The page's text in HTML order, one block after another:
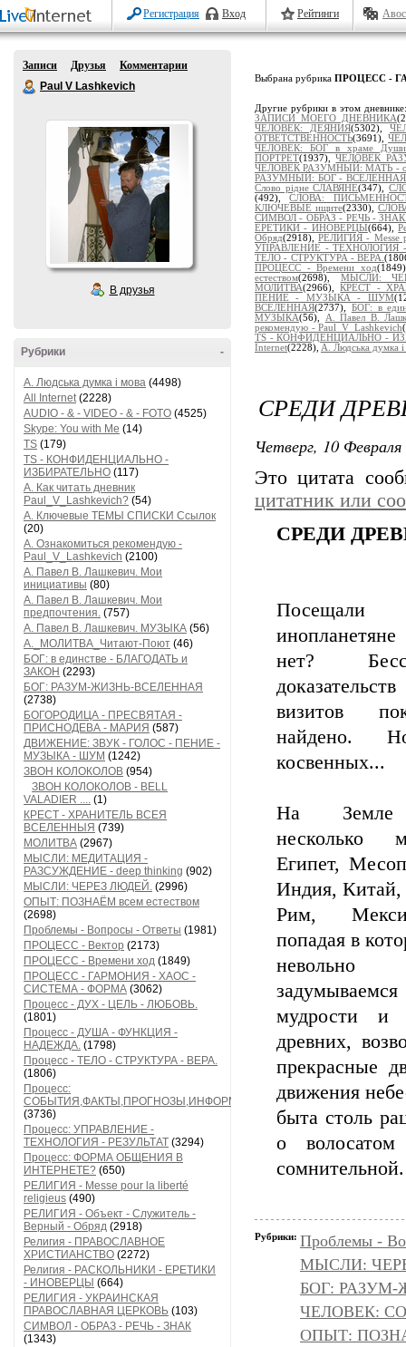
Регистрация Вход Рейтинги
Записи Друзья
Комментарии
Paul V Lashkevich
В друзья
-
Рубрики
A. Людська думка і мова (4498)
All Internet(2228)
AUDIO - & - VIDEO - & - FOTO (4525)
Skype: You with Me (14)
TS (179)
TS - КОНФИДЕНЦИАЛЬНО -
ИЗБИРАТЕЛЬНО (117)
А. Как читать дневник
Paul_V_Lashkevich? (54)
А. Ключевые ТЕМЫ СПИСКИ Ссылок
(20)
А. Ознакомиться рекомендую -
Paul_V_Lashkevich (2100)
А. Павел В. Лашкевич. Мои
инициативы (80)
А. Павел В. Лашкевич. Мои
предпочтения. (757)
А. Павел В. Лашкевич. МУЗЫКА (56)
А._МОЛИТВА_Читают-Поют (46)
БОГ: в единстве - БЛАГОДАТЬ и
ЗАКОН (2293)
БОГ: РАЗУМ-ЖИЗНЬ-ВСЕЛЕННАЯ
(2738)
БОГОРОДИЦА - ПРЕСВЯТАЯ -
ПРИСНОДЕВА - МАРИЯ (587)
ДВИЖЕНИЕ: ЗВУК - ГОЛОС - ПЕНИЕ -
МУЗЫКА - ШУМ (1242)
ЗВОН КОЛОКОЛОВ (954)
ЗВОН КОЛОКОЛОВ - BELL
VALADIER .... (1)
КРЕСТ - ХРАНИТЕЛЬ ВСЕЯ
ВСЕЛЕННЫЯ (739)
МОЛИТВА (2967)
МЫСЛИ: МЕДИТАЦИЯ -
РАЗСУЖДЕНИЕ - deep thinking (902)
МЫСЛИ: ЧЕРЕЗ ЛЮДЕЙ. (2996)
ОПЫТ: ПОЗНАЁМ всем естеством
(2698)
Проблемы - Вопросы - Ответы (1981)
ПРОЦЕСС - Вектор (2173)
ПРОЦЕСС - Времени ход (1849)
ПРОЦЕСС - ГАРМОНИЯ - ХАОС -
СИСТЕМА - ФОРМА (3062)
Процесс - ДУХ - ЦЕЛЬ - ЛЮБОВЬ.
(1801)
Процесс - ДУША - ФУНКЦИЯ -
НАДЕЖДА. (1798)
Процесс - ТЕЛО - СТРУКТУРА - ВЕРА.
(1806)
Процесс:
СОБЫТИЯ,ФАКТЫ,ПРОГНОЗЫ,ИНФОРМАЦИЯ
(3736)
Процесс: УПРАВЛЕНИЕ -
ТЕХНОЛОГИЯ - РЕЗУЛЬТАТ (3294)
Процесс: ФОРМА ОБЩЕНИЯ В
ИНТЕРНЕТЕ? (650)
РЕЛИГИЯ - Messe pour la liberté
religieus (490)
РЕЛИГИЯ - Объект - Служитель -
Верный - Обряд (2918)
Религия - ПРАВОСЛАВНОЕ
ХРИСТИАНСТВО (2272)
Религия - РАСКОЛЬНИКИ - ЕРЕТИКИ
- ИНОВЕРЦЫ (664)
РЕЛИГИЯ - УКРАИНСКАЯ
ПРАВОСЛАВНАЯ ЦЕРКОВЬ (103)
СИМВОЛ - ОБРАЗ - РЕЧЬ - ЗНАК
(1343)
Выбрана рубрика ПРОЦЕСС -
Другие рубрики в этом
ЗАПИСИ МОЕГО ДНЕВНИКА
ЧЕЛОВЕК: ДЕЯНИЯ(5302),
ОТВЕТСТВЕННОСТЬ(3691),
ЧЕЛОВЕК: БОГ в храме Души
ПОРТРЕТ(1937),ЧЕЛОВЕК
ЧЕЛОВЕК РАЗУМНЫЙ: МАТЬ -
РАЗУМНЫЙ: БОГ - ВСЕЛЕННАЯ
Слово рідне СЛАВЯНЕ(347),
(492),СЛОВА:
КЛЮЧЕВЫЕ ищите(2330),
СИМВОЛ - ОБРАЗ - РЕЧЬ -
ЕРЕТИКИ - ИНОВЕРЦЫ(664),
Обряд(2918),РЕЛИГИЯ - Messe
УПРАВЛЕНИЕ - ТЕХНОЛОГИЯ -
ТЕЛО - СТРУКТУРА - ВЕРА.
ПРОЦЕСС - Времени ход
естеством(2698), МЫСЛИ:
МОЛИТВА(2966),КРЕСТ -
ПЕНИЕ - МУЗЫКА - ШУМ
ВСЕЛЕННАЯ(2737), БОГ: в
МУЗЫКА(56),
А. Павел В.
рекомендую - Paul_V_Lashkevich
TS - КОНФИДЕНЦИАЛЬНО -
Internet(2228), A. Людська думка
СРЕДИ
Четверг, 10
Это цитата
цитатник или
СРЕДИ
нет?
визитов
найдено.
косвенных...
На Земле
несколько
Египет,
Индия, Китай,
Рим,
попадая в
невольно
мудрости и
древних,
прекрасные
движения
быта столь
о волосатом
сомнительной.
Рубрики: Проблемы -
МЫСЛИ:
БОГ:
ЧЕЛОВЕК:
ОПЫТ: